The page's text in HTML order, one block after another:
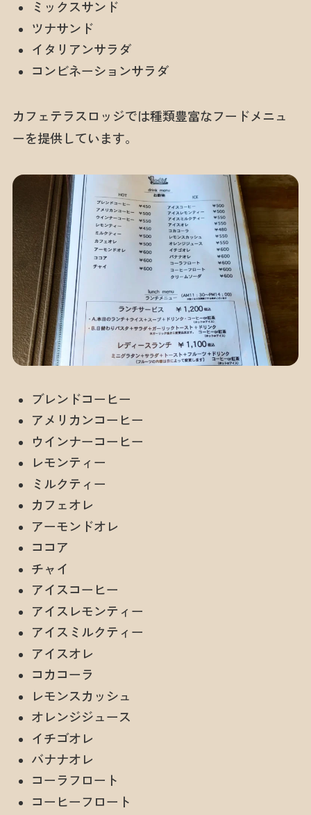
ミックスサンド
ツナサンド
イタリアンサラダ
コンビネーションサラダ
カフェテラスロッジでは種類豊富なフードメニュ
ーを提供しています。
ブレンドコーヒー
アメリカンコーヒー
ウインナーコーヒー
レモンティー
ミルクティー
カフェオレ
アーモンドオレ
ココア
チャイ
アイスコーヒー
アイスレモンティー
アイスミルクティー
アイスオレ
コカコーラ
レモンスカッシュ
オレンジジュース
イチゴオレ
バナナオレ
コーラフロート
コーヒーフロート